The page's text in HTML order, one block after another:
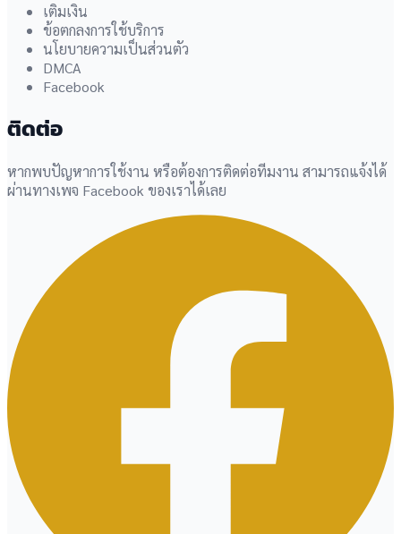
เติมเงิน
ข้อตกลงการใช้บริการ
นโยบายความเป็นส่วนตัว
DMCA
Facebook
ติดต่อ
หากพบปัญหาการใช้งาน หรือต้องการติดต่อทีมงาน สามารถแจ้งได้
ผ่านทางเพจ Facebook ของเราได้เลย